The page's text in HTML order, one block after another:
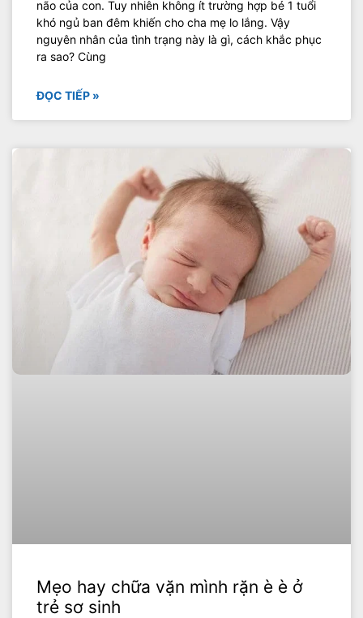
não của con. Tuy nhiên không ít trường hợp bé 1 tuổi
khó ngủ ban đêm khiến cho cha mẹ lo lắng. Vậy
nguyên nhân của tình trạng này là gì, cách khắc phục
ra sao? Cùng
ĐỌC TIẾP »
Mẹo hay chữa vặn mình rặn è è ở
trẻ sơ sinh